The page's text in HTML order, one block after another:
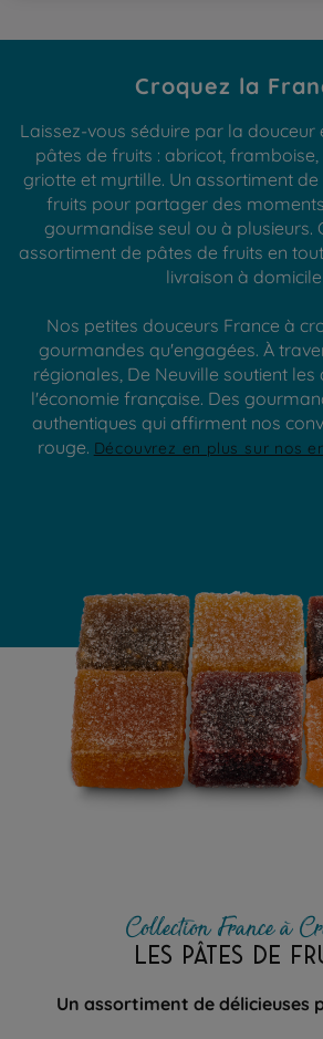
Croquez la
Laissez-vous séduire par la douceur
pâtes de fruits : abricot,
griotte et myrtille. Un assortiment
fruits pour partager des
gourmandise seul ou à plusieurs.
assortiment de pâtes de fruits en
livraison à domicile
Nos petites douceurs France à
gourmandes qu'engagées. À
régionales, De Neuville soutient
l'économie française. Des
authentiques qui affirment nos
rouge. Découvrez en plus sur nos
Collection France à
LES PÂTES DE
Un assortiment de délicieuses